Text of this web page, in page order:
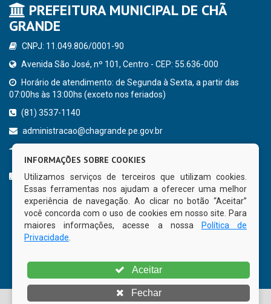
PREFEITURA MUNICIPAL DE CHÃ
GRANDE
CNPJ: 11.049.806/0001-90
Avenida São José, nº 101, Centro - CEP: 55.636-000
Horário de atendimento: de Segunda à Sexta, a partir das
07:00hs às 13:00hs (exceto nos feriados)
(81) 3537-1140
administracao@chagrande.pe.gov.br
CURTA NOSSA FAN PAGE
INFORMAÇÕES SOBRE COOKIES
Utilizamos serviços de terceiros que utilizam cookies.
Essas ferramentas nos ajudam a oferecer uma melhor
experiência de navegação. Ao clicar no botão “Aceitar”
você concorda com o uso de cookies em nosso site. Para
maiores informações, acesse a nossa
Política de
Privacidade
Aceitar
Fechar